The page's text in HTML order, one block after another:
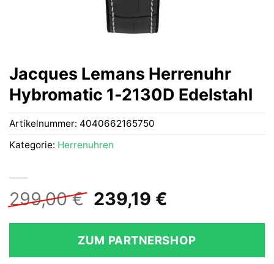
Jacques Lemans Herrenuhr
Hybromatic 1-2130D Edelstahl
299,00€ Ursprünglicher
Preis
war:
299,00 €
239,19 €
ist:
239,19 €.
ZUM PARTNERSHOP
Artikelnummer: 4040662165750
Kategorie: Herrenuhren